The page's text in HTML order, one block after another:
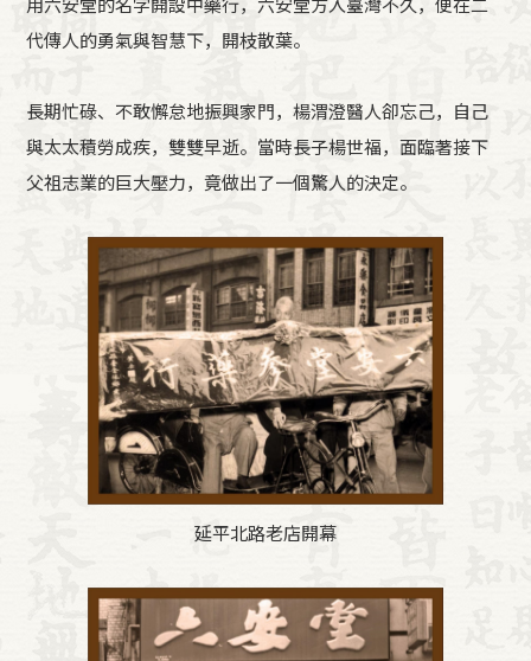
用六安堂的名字開設中藥行，六安堂方入臺灣不久，便在二
代傳人的勇氣與智慧下，開枝散葉。
長期忙碌、不敢懈怠地振興家門，楊渭澄醫人卻忘己，自己
與太太積勞成疾，雙雙早逝。當時長子楊世福，面臨著接下
父祖志業的巨大壓力，竟做出了一個驚人的決定。
延平北路老店開幕